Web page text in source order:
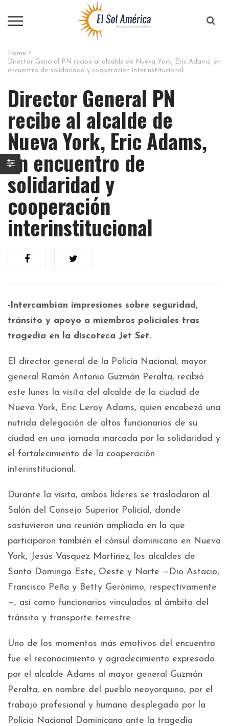
Home
Director General PN recibe al alcalde de Nueva York, Eric Adams, en
encuentro de solidaridad y cooperación interinstitucional
Director General PN
recibe al alcalde de
Nueva York, Eric Adams,
en encuentro de
solidaridad y
cooperación
interinstitucional
-Intercambian impresiones sobre seguridad,
tránsito y apoyo a miembros policiales tras
tragedia en la discoteca Jet Set.
El director general de la Policía Nacional, mayor
general Ramón Antonio Guzmán Peralta, recibió
este lunes la visita del alcalde de la ciudad de
Nueva York, Eric Leroy Adams, quien encabezó una
nutrida delegación de altos funcionarios de su
ciudad en una jornada marcada por la solidaridad y
el fortalecimiento de la cooperación
interinstitucional.
Durante la visita, ambos líderes se trasladaron al
Salón del Consejo Superior Policial, donde
sostuvieron una reunión ampliada en la que
participaron también el cónsul dominicano en Nueva
York, Jesús Vásquez Martínez; los alcaldes de
Santo Domingo Este, Oeste y Norte —Dio Astacio,
Francisco Peña y Betty Gerónimo, respectivamente
—, así como funcionarios vinculados al ámbito del
tránsito y transporte terrestre.
Uno de los momentos más emotivos del encuentro
fue el reconocimiento y agradecimiento expresado
por el alcalde Adams al mayor general Guzmán
Peralta, en nombre del pueblo neoyorquino, por el
trabajo profesional y humano desplegado por la
Policía Nacional Dominicana ante la tragedia